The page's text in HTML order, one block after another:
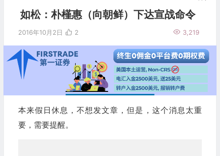
如松：朴槿惠（向朝鲜）下达宣战命令
2016年10月2日 3,219
2
本来假日休息，不想发文章，但是，这个消息太重
要，需要提醒。